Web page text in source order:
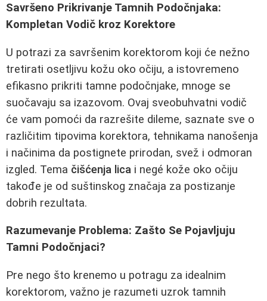
Savršeno Prikrivanje Tamnih Podočnjaka:
Kompletan Vodič kroz Korektore
U potrazi za savršenim korektorom koji će nežno
tretirati osetljivu kožu oko očiju, a istovremeno
efikasno prikriti tamne podočnjake, mnoge se
suočavaju sa izazovom. Ovaj sveobuhvatni vodič
će vam pomoći da razrešite dileme, saznate sve o
različitim tipovima korektora, tehnikama nanošenja
i načinima da postignete prirodan, svež i odmoran
izgled. Tema čišćenja lica i negé kože oko očiju
takođe je od suštinskog značaja za postizanje
dobrih rezultata.
Razumevanje Problema: Zašto Se Pojavljuju
Tamni Podočnjaci?
Pre nego što krenemo u potragu za idealnim
korektorom, važno je razumeti uzrok tamnih